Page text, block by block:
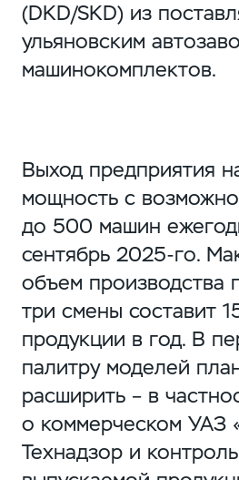
(DKD/SKD) из
ульяновским
машинокомплектов.
Выход предприятия
мощность с
до 500 машин
сентябрь 2025-го.
объем производства
три смены составит
продукции в год. В
палитру моделей
расширить – в
о коммерческом УАЗ
Технадзор и